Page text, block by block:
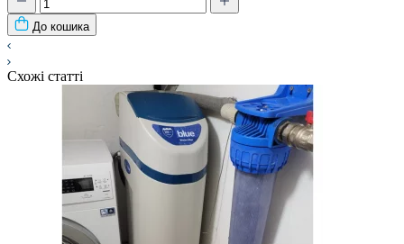
До кошика
Схожі статті